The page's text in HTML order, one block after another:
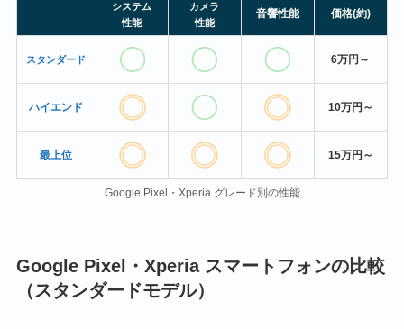
システム
性能
カメラ
性能
音響性能 価格(約)
スタンダード 6万円～
ハイエンド 10万円～
最上位 15万円～
Google Pixel・Xperia グレード別の性能
Google Pixel・Xperia スマートフォンの比較
（スタンダードモデル）